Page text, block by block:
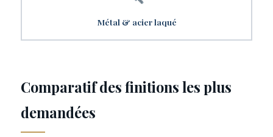
Métal & acier laqué
Comparatif des finitions les plus
demandées